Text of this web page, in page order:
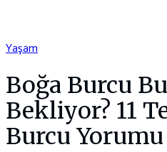
Yaşam
Boğa Burcu
Bekliyor? 11
Burcu Yorumu